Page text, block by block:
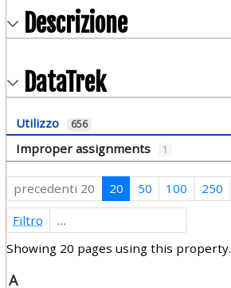
Descrizione
DataTrek
Utilizzo 656
Improper assignments 1
precedenti 20 20 50 100 250
Filtro
Showing 20 pages using this property.
A